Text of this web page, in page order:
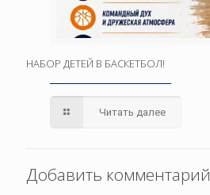
НАБОР ДЕТЕЙ В БАСКЕТБОЛ!
Читать далее
Добавить комментарий